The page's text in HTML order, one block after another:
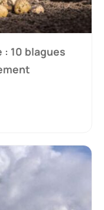
: 10 blagues